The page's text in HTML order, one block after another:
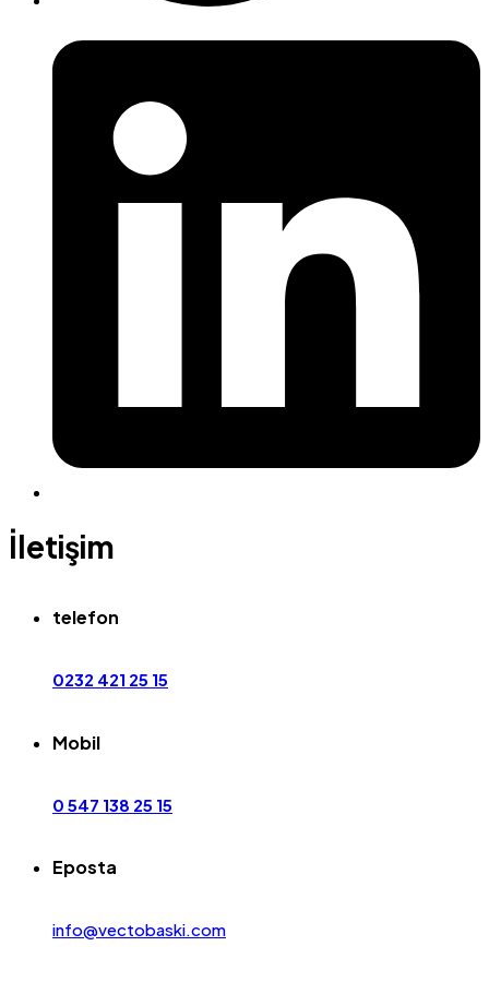
İletişim
telefon
0232 421 25 15
Mobil
0 547 138 25 15
Eposta
info@vectobaski.com